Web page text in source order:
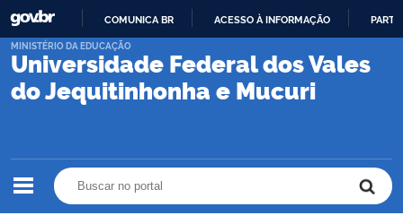
PARA
CONTEÚDO
COMUNICA BR ACESSO À INFORMAÇÃO
Universidade Federal dos Vales
do Jequitinhonha e Mucuri
MINISTÉRIO DA EDUCAÇÃO